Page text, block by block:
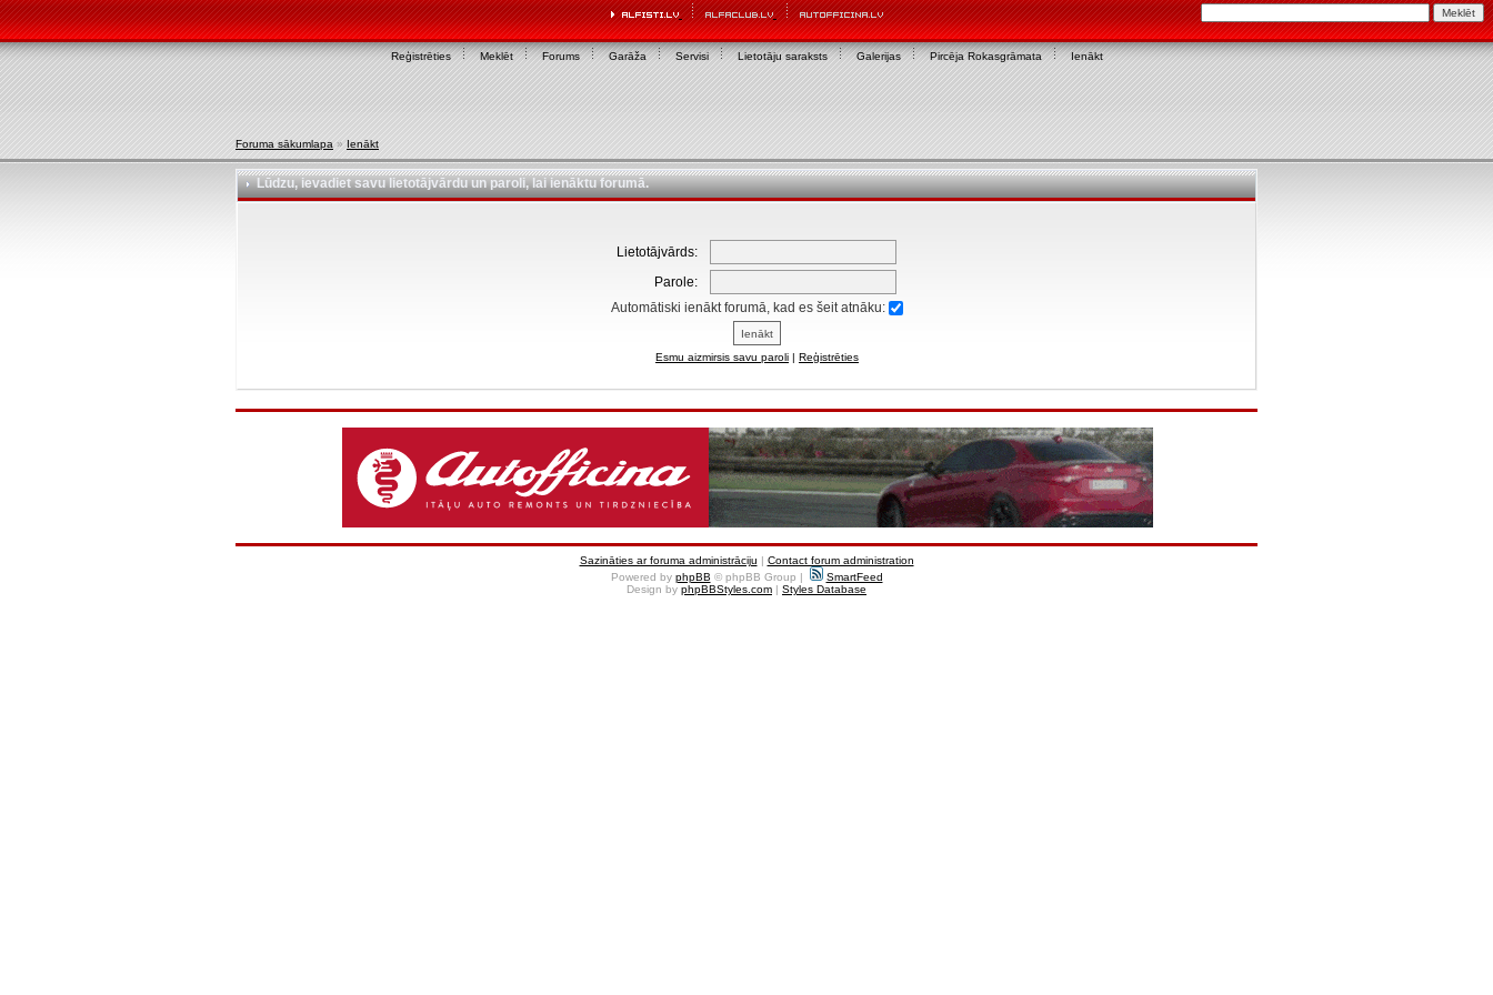
Reģistrēties Meklēt Forums Garāža Servisi Lietotāju saraksts Galerijas Pircēja Rokasgrāmata Ienākt
Foruma sākumlapa » Ienākt
Lūdzu, ievadiet savu lietotājvārdu un paroli, lai ienāktu forumā.
Lietotājvārds:
Parole:
Automātiski ienākt forumā, kad es šeit atnāku:
Esmu aizmirsis savu paroli | Reģistrēties
Sazināties ar foruma administrāciju | Contact forum administration
Powered by phpBB © phpBB Group |
SmartFeed
Design by phpBBStyles.com | Styles Database